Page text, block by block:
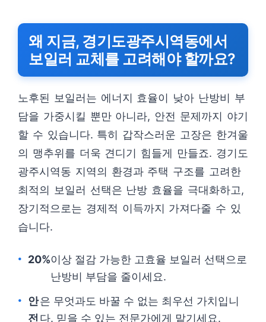
왜 지금, 경기도광주시역동에서
보일러 교체를 고려해야 할까요?
노후된 보일러는 에너지 효율이 낮아 난방비 부
담을 가중시킬 뿐만 아니라, 안전 문제까지 야기
할 수 있습니다. 특히 갑작스러운 고장은 한겨울
의 맹추위를 더욱 견디기 힘들게 만들죠. 경기도
광주시역동 지역의 환경과 주택 구조를 고려한
최적의 보일러 선택은 난방 효율을 극대화하고,
장기적으로는 경제적 이득까지 가져다줄 수 있
습니다.
20%이상 절감 가능한 고효율 보일러 선택으로
난방비 부담을 줄이세요.
안
전
은 무엇과도 바꿀 수 없는 최우선 가치입니
다. 믿을 수 있는 전문가에게 맡기세요.